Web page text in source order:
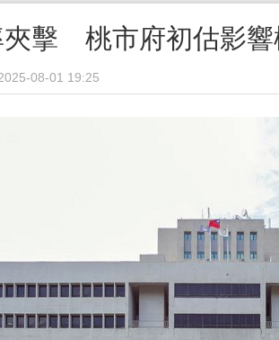
夾擊 桃市府初估影響
08-01 19:25